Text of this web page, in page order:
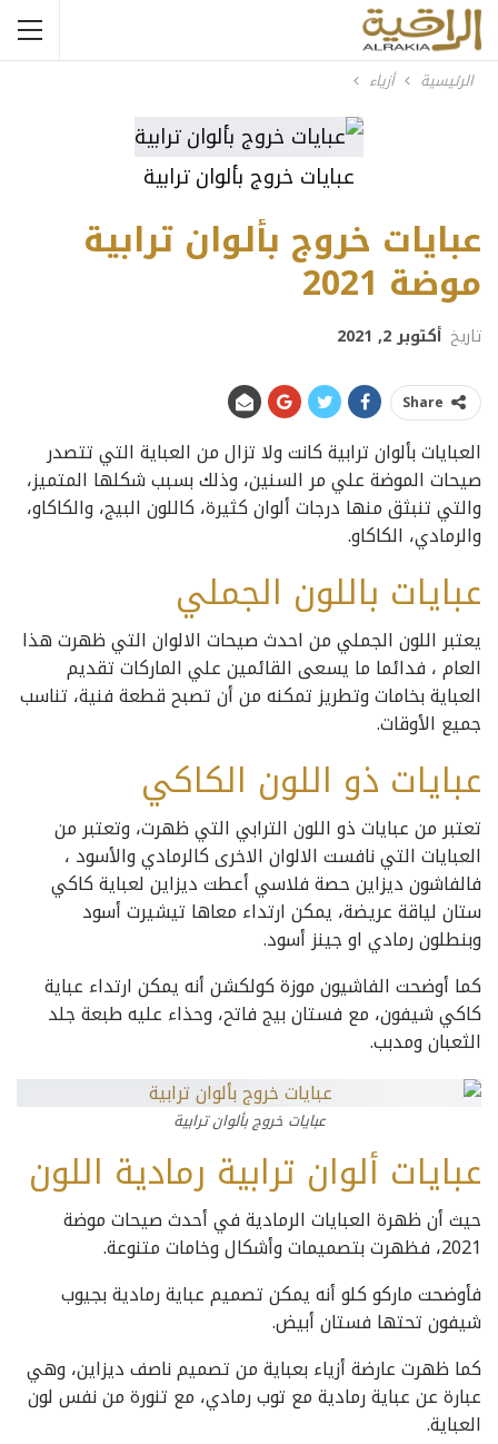
الرئيسية أزياء
عبايات خروج بألوان ترابية
عبايات خروج بألوان ترابية
موضة 2021
تاريخ أكتوبر 2, 2021
Share
العبايات بألوان ترابية كانت ولا تزال من العباية التي تتصدر
صيحات الموضة علي مر السنين، وذلك بسبب شكلها المتميز،
والتي تنبثق منها درجات ألوان كثيرة، كاللون البيج، والكاكاو،
والرمادي، الكاكاو.
عبايات باللون الجملي
يعتبر اللون الجملي من احدث صيحات الالوان التي ظهرت هذا
العام ، فدائما ما يسعى القائمين علي الماركات تقديم
العباية بخامات وتطريز تمكنه من أن تصبح قطعة فنية، تناسب
جميع الأوقات.
عبايات ذو اللون الكاكي
تعتبر من عبايات ذو اللون الترابي التي ظهرت، وتعتبر من
العبايات التي نافست الالوان الاخرى كالرمادي والأسود ،
فالفاشون ديزاين حصة فلاسي أعطت ديزاين لعباية كاكي
ستان لياقة عريضة، يمكن ارتداء معاها تيشيرت أسود
وبنطلون رمادي او جينز أسود.
كما أوضحت الفاشيون موزة كولكشن أنه يمكن ارتداء عباية
كاكي شيفون، مع فستان بيج فاتح، وحذاء عليه طبعة جلد
الثعبان ومدبب.
عبايات خروج بألوان ترابية
عبايات ألوان ترابية رمادية اللون
حيث أن ظهرة العبايات الرمادية في أحدث صيحات موضة
2021، فظهرت بتصميمات وأشكال وخامات متنوعة.
فأوضحت ماركو كلو أنه يمكن تصميم عباية رمادية بجيوب
شيفون تحتها فستان أبيض.
كما ظهرت عارضة أزياء بعباية من تصميم ناصف ديزاين، وهي
عبارة عن عباية رمادية مع توب رمادي، مع تنورة من نفس لون
العباية.